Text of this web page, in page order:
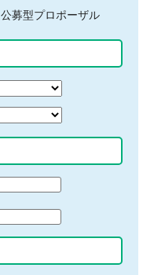
公募型プロポーザル